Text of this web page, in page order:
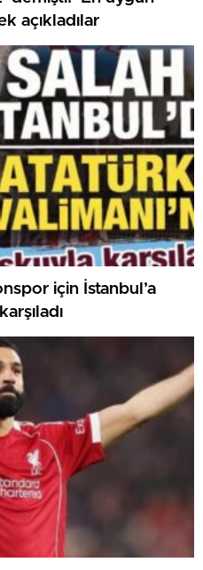
açıkladılar
için İstanbul’a